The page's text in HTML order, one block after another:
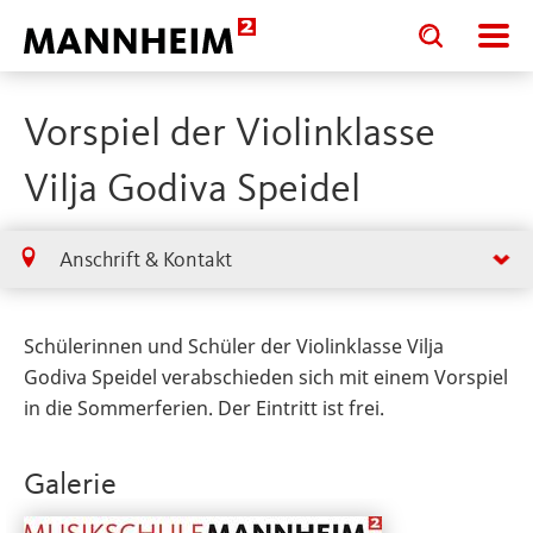
Toggle
search
input
Toggle
search
input
Vorspiel der Violinklasse
Vilja Godiva Speidel
Anschrift & Kontakt
Schülerinnen und Schüler der Violinklasse Vilja
Godiva Speidel verabschieden sich mit einem Vorspiel
in die Sommerferien. Der Eintritt ist frei.
Galerie